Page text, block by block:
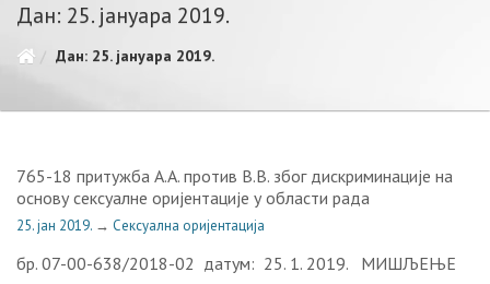
Дан: 25. јануара 2019.
Дан: 25. јануара 2019.
765-18 притужба А.А. против В.В. због дискриминације на
основу сексуалне оријентације у области рада
25. јан 2019. → Сексуална оријентација
бр. 07-00-638/2018-02 датум: 25. 1. 2019. МИШЉЕЊЕ